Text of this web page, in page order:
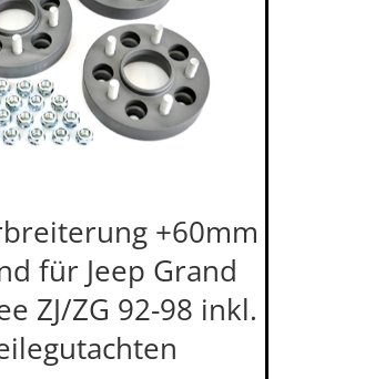
+60mm
für Jeep Grand
ZJ/ZG 92-98 inkl.